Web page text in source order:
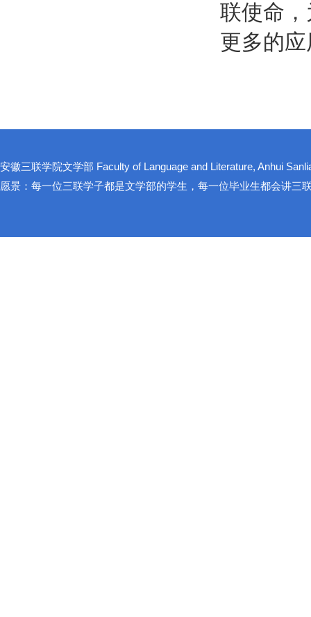
联使命
更多的
安徽三联学院文学部 Faculty of Language and Literature, Anhui
愿景：每一位三联学子都是文学部的学生，每一位毕业生都会讲三